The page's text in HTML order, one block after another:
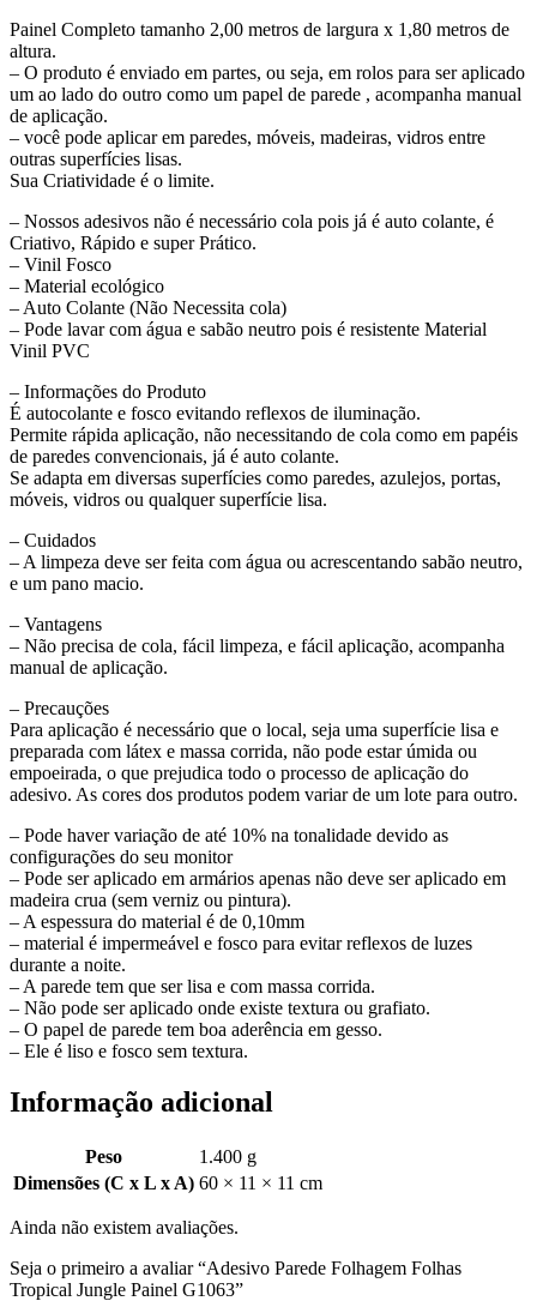
Painel Completo tamanho 2,00 metros de largura x 1,80 metros de
altura.
– O produto é enviado em partes, ou seja, em rolos para ser aplicado
um ao lado do outro como um papel de parede , acompanha manual
de aplicação.
– você pode aplicar em paredes, móveis, madeiras, vidros entre
outras superfícies lisas.
Sua Criatividade é o limite.
– Nossos adesivos não é necessário cola pois já é auto colante, é
Criativo, Rápido e super Prático.
– Vinil Fosco
– Material ecológico
– Auto Colante (Não Necessita cola)
– Pode lavar com água e sabão neutro pois é resistente Material
Vinil PVC
– Informações do Produto
É autocolante e fosco evitando reflexos de iluminação.
Permite rápida aplicação, não necessitando de cola como em papéis
de paredes convencionais, já é auto colante.
Se adapta em diversas superfícies como paredes, azulejos, portas,
móveis, vidros ou qualquer superfície lisa.
– Cuidados
– A limpeza deve ser feita com água ou acrescentando sabão neutro,
e um pano macio.
– Vantagens
– Não precisa de cola, fácil limpeza, e fácil aplicação, acompanha
manual de aplicação.
– Precauções
Para aplicação é necessário que o local, seja uma superfície lisa e
preparada com látex e massa corrida, não pode estar úmida ou
empoeirada, o que prejudica todo o processo de aplicação do
adesivo. As cores dos produtos podem variar de um lote para outro.
– Pode haver variação de até 10% na tonalidade devido as
configurações do seu monitor
– Pode ser aplicado em armários apenas não deve ser aplicado em
madeira crua (sem verniz ou pintura).
– A espessura do material é de 0,10mm
– material é impermeável e fosco para evitar reflexos de luzes
durante a noite.
– A parede tem que ser lisa e com massa corrida.
– Não pode ser aplicado onde existe textura ou grafiato.
– O papel de parede tem boa aderência em gesso.
– Ele é liso e fosco sem textura.
Informação adicional
Peso
1.400 g
Dimensões (C x L x A) 60 × 11 × 11 cm
Ainda não existem avaliações.
Seja o primeiro a avaliar “Adesivo Parede Folhagem Folhas
Tropical Jungle Painel G1063”